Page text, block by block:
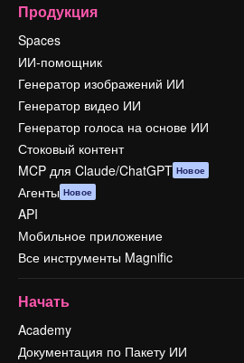
Продукция
Spaces
ИИ-помощник
Генератор изображений ИИ
Генератор видео ИИ
Генератор голоса на основе ИИ
Стоковый контент
MCP для Claude/ChatGPT Новое
Агенты Новое
API
Мобильное приложение
Все инструменты Magnific
Начать
Academy
Документация по Пакету ИИ